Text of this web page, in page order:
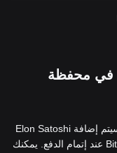
الخطوة 3: راقب Elon Satoshi في محفظة
إذا اخترت شراء Elon Satoshi على Bitget، فسيتم إضافة Elon Satoshi
على الفور إلى حساب التداول الفوري على Bitget عند إتمام الدفع. يمكنك